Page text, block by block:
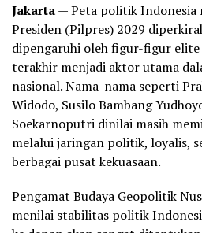
Jakarta— Peta politik Indonesia
Presiden (Pilpres) 2029
dipengaruhi oleh figur-figur elite
terakhir menjadi aktor utama
nasional. Nama-nama seperti
Widodo, Susilo Bambang
Soekarnoputri dinilai masih
melalui jaringan politik, loyalis,
berbagai pusat kekuasaan.
Pengamat Budaya Geopolitik
menilai stabilitas politik